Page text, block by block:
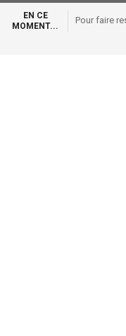
EN CE
MOMENT...
Pour faire